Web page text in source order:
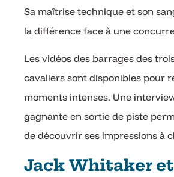
Sa maîtrise technique et son
la différence face à une
Les vidéos des barrages des
cavaliers sont disponibles pour
moments intenses. Une
gagnante en sortie de piste
de découvrir ses impressions à
Jack Whitaker et